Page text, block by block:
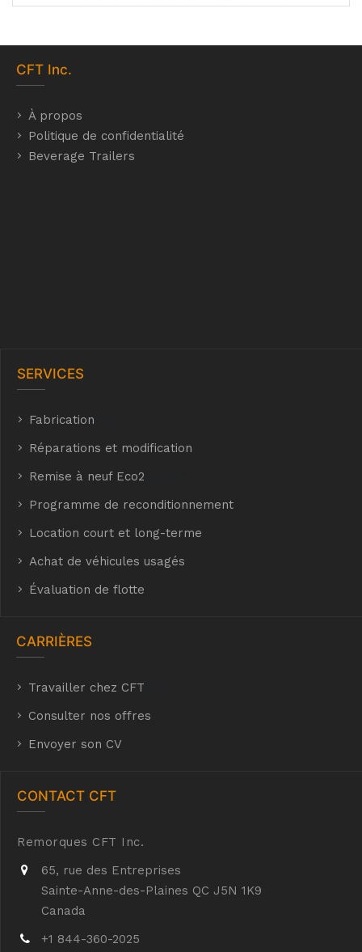
CFT Inc.
À propos
Politique de confidentialité
Beverage Trailers
SERVICES
Fabrication
Réparations et modification
Remise à neuf Eco2
Programme de reconditionnement
Location court et long-terme
Achat de véhicules usagés
Évaluation de flotte
CARRIÈRES
Travailler chez CFT
Consulter nos offres
Envoyer son CV
CONTACT CFT
Remorques CFT Inc.
65, rue des Entreprises
Sainte-Anne-des-Plaines QC J5N 1K9
Canada
+1 844-360-2025